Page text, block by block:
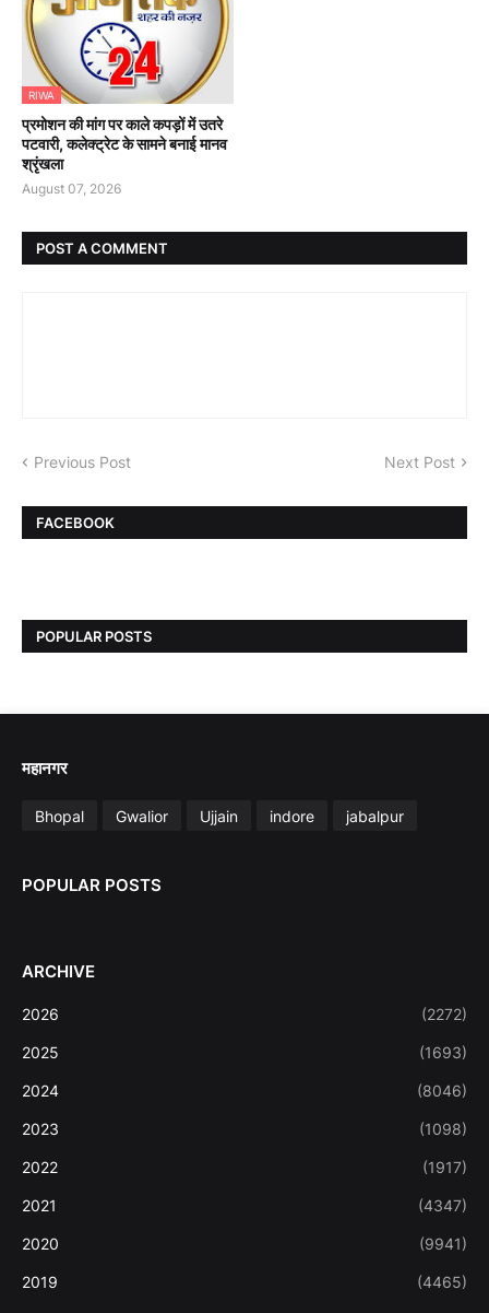
RIWA
प्रमोशन की मांग पर काले कपड़ों में उतरे
पटवारी, कलेक्ट्रेट के सामने बनाई मानव
श्रृंखला
August 07, 2026
POST A COMMENT
Previous Post Next Post
FACEBOOK
POPULAR POSTS
महानगर
Bhopal Gwalior Ujjain indore jabalpur
POPULAR POSTS
ARCHIVE
2026 (2272)
2025 (1693)
2024 (8046)
2023 (1098)
2022 (1917)
2021 (4347)
2020 (9941)
2019 (4465)